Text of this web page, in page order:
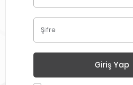
Şifre
Giriş Yap